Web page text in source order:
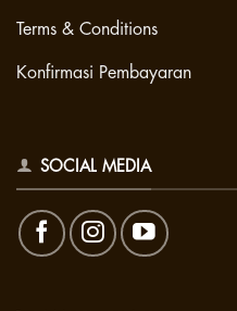
Terms & Conditions
Konfirmasi Pembayaran
SOCIAL MEDIA